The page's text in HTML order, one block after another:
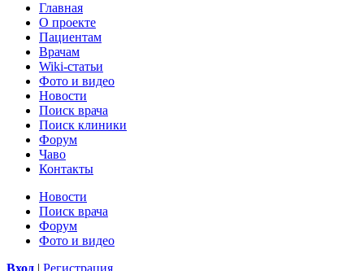
Главная
О проекте
Пациентам
Врачам
Wiki-статьи
Фото и видео
Новости
Поиск врача
Поиск клиники
Форум
Чаво
Контакты
Новости
Поиск врача
Форум
Фото и видео
Вход | Регистрация